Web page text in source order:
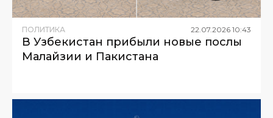
ПОЛИТИКА 22 07 2026 10:43
В Узбекистан прибыли новые послы
Малайзии и Пакистана